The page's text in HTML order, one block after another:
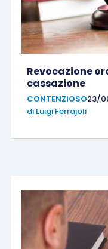
Revocazione
cassazione
CONTENZIOSO23/
di Luigi Ferrajoli